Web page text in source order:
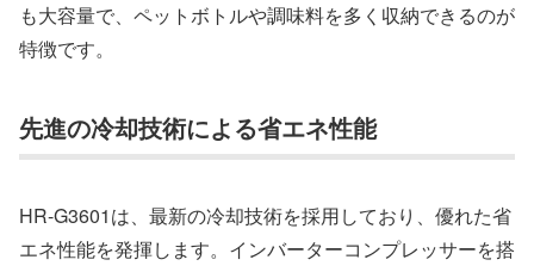
も大容量で、ペットボトルや調味料を多く収納できるのが
特徴です。
先進の冷却技術による省エネ性能
HR-G3601は、最新の冷却技術を採用しており、優れた省
エネ性能を発揮します。インバーターコンプレッサーを搭